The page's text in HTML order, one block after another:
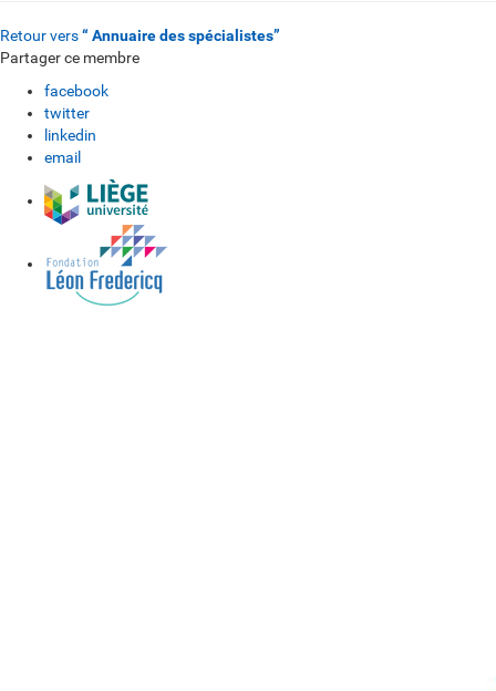
Retour vers“ Annuaire des spécialistes”
Partager ce membre
facebook
twitter
linkedin
email